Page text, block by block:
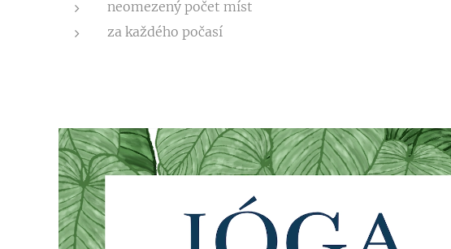
neomezený počet míst
za každého počasí